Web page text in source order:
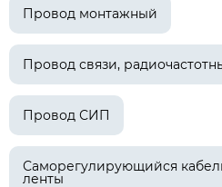
Провод монтажный
Провод связи,
Провод СИП
Саморегулирующийся
ленты